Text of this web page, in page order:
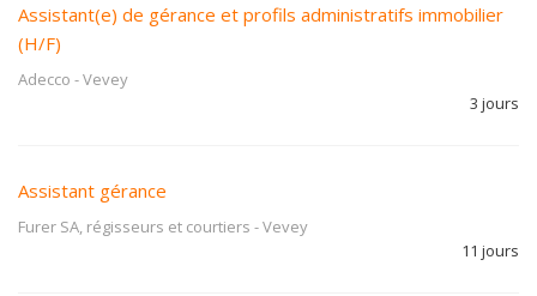
Assistant(e) de gérance et profils administratifs immobilier
(H/F)
Adecco -Vevey
3 jours
Assistant gérance
Furer SA, régisseurs et courtiers -Vevey
11 jours